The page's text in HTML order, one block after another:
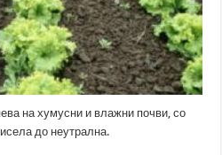
на хумусни и влажни почви, со
до неутрална.